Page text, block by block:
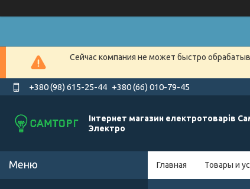
Сейчас компания не может быстро
+380 (98) 615-25-44 +380 (66) 010-79-45
Інтернет магазин електротоварів
Электро
Главная Товары и